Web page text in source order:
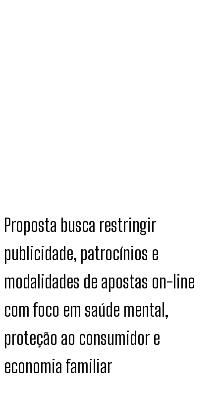
Proposta busca restringir
publicidade, patrocínios e
modalidades de apostas on-line
com foco em saúde mental,
proteção ao consumidor e
economia familiar